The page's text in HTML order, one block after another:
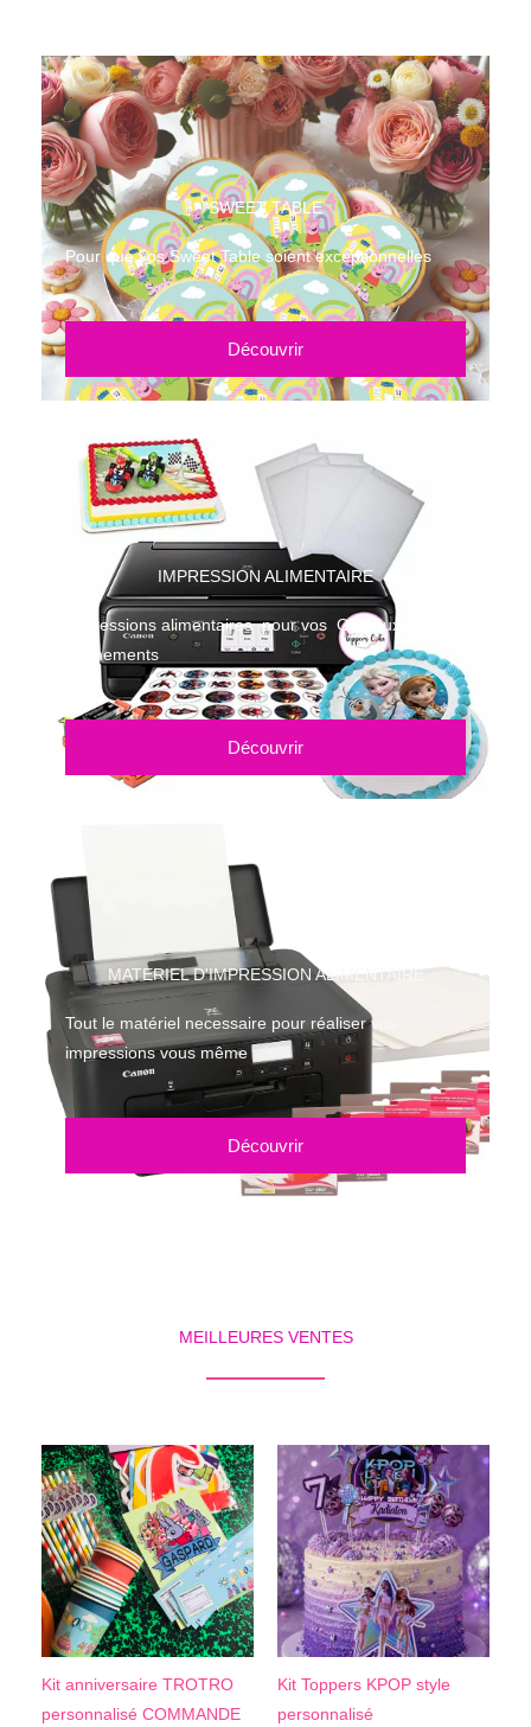
SWEET TABLE
Pour que vos Sweet Table soient exceptionnelles
Découvrir
IMPRESSION ALIMENTAIRE
Impressions alimentaires pour vos Gateaux et
Évènements
Découvrir
MATERIEL D'IMPRESSION ALIMENTAIRE
Tout le matériel necessaire pour réaliser vos
impressions vous même
Découvrir
MEILLEURES VENTES
Kit anniversaire TROTRO
personnalisé COMMANDE
Kit Toppers KPOP style
personnalisé